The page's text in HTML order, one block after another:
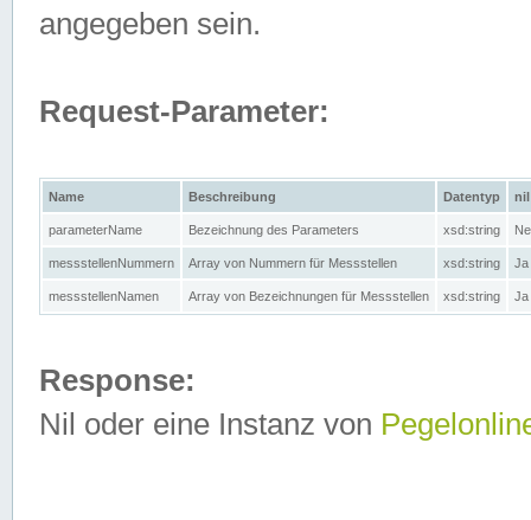
angegeben sein.
Request-Parameter:
Name Beschreibung Datentyp nil
parameterName Bezeichnung des Parameters xsd:string
messstellenNummern Array von Nummern für Messstellen xsd:string Ja
messstellenNamen Array von Bezeichnungen für Messstellen xsd:string Ja
Response:
Nil oder eine Instanz von